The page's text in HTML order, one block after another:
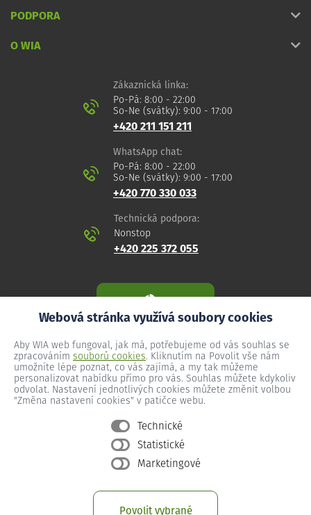
Webová stránka využívá soubory cookies
Aby WIA web fungoval, jak má, potřebujeme od vás souhlas se
zpracováním souborů cookies. Kliknutím na Povolit vše nám
umožníte lépe poznat, co vás zajímá, a my tak můžeme
personalizovat nabídku přímo pro vás. Souhlas můžete kdykoliv
odvolat. Nastavení jednotlivých cookies můžete změnit volbou
"Změna nastavení cookies" v patičce webu.
Technické
Statistické
Marketingové
Povolit vybrané
PODPORA
O WIA
Zákaznická linka:
Po-Pá: 8:00 - 22:00
So-Ne (svátky): 9:00 - 17:00
+420 211 151 211
WhatsApp chat:
Po-Pá: 8:00 - 22:00
So-Ne (svátky): 9:00 - 17:00
+420 770 330 033
Technická podpora:
Nonstop
+420 225 372 055
Všeobecné podmínky
Ochrana osobních údajů
Změna nastavení cookies